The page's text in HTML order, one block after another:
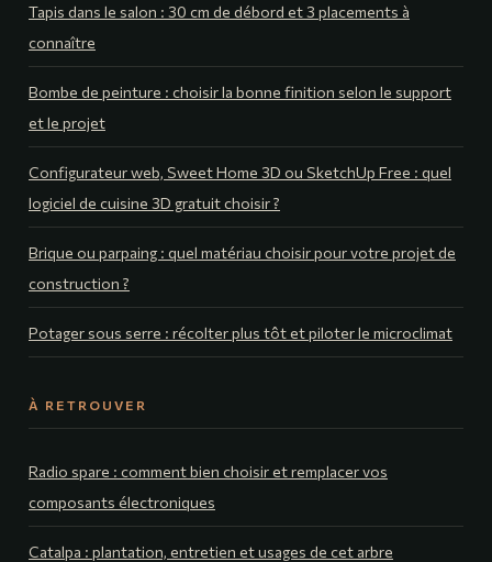
Tapis dans le salon : 30 cm de débord et 3 placements à
connaître
Bombe de peinture : choisir la bonne finition selon le support
et le projet
Configurateur web, Sweet Home 3D ou SketchUp Free : quel
logiciel de cuisine 3D gratuit choisir ?
Brique ou parpaing : quel matériau choisir pour votre projet de
construction ?
Potager sous serre : récolter plus tôt et piloter le microclimat
À RETROUVER
Radio spare : comment bien choisir et remplacer vos
composants électroniques
Catalpa : plantation, entretien et usages de cet arbre